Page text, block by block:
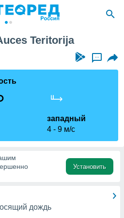
Teritorija
...
западный
4
9 м/с
Установить
дождь